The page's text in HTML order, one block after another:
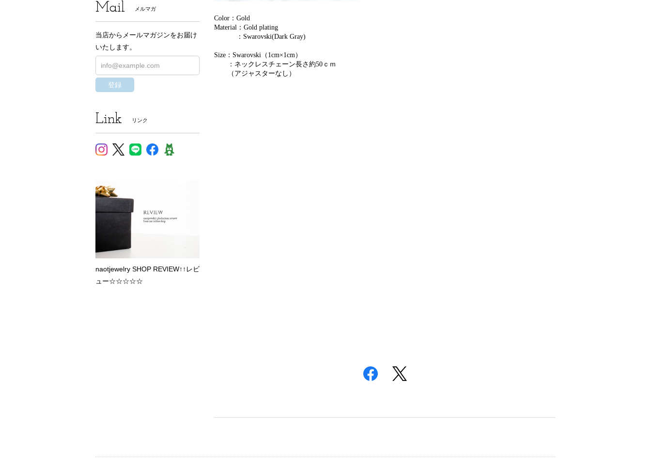
Color：Gold
Material：Gold plating
：Swarovski(Dark Gray)
Size：Swarovski（1cm×1cm）
：ネックレスチェーン長さ約50ｃｍ
（アジャスターなし）
Mail メルマガ
当店からメールマガジンをお届け
いたします。
登録
Link リンク
naotjewelry SHOP REVIEW↑↑レビ
ュー☆☆☆☆☆